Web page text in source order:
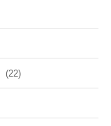
(22)